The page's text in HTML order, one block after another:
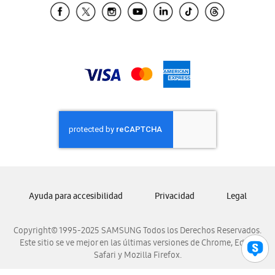
Samsung El Salvador
Samsung Nicaragua
Samsung Panamá
Samsung República Dominicana
Samsung Venezuela
Copyright© 1995-2025 SAMSUNG Todos los Derechos Reservados.
Este sitio se ve mejor en las últimas versiones de Chrome, Edge,
Safari y Mozilla Firefox.
Ayuda para accesibilidad Privacidad Legal